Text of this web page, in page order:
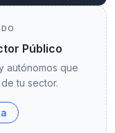
Público
autónomos que
tu sector.